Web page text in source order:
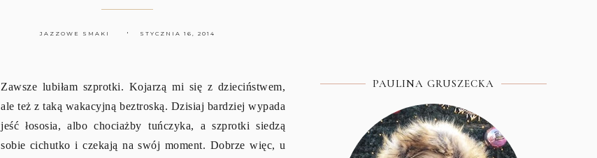
JAZZOWE SMAKI STYCZNIA 16, 2014
Zawsze lubiłam szprotki. Kojarzą mi się z dzieciństwem,
ale też z taką wakacyjną beztroską. Dzisiaj bardziej wypada
jeść łososia, albo chociażby tuńczyka, a szprotki siedzą
sobie cichutko i czekają na swój moment. Dobrze więc, u
PAULINA GRUSZECKA